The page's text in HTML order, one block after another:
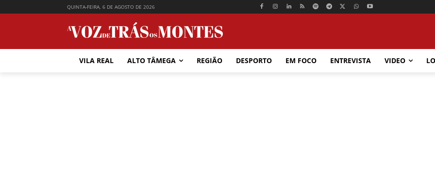
QUINTA-FEIRA, 6 DE AGOSTO DE 2026
VILA REAL ALTO TÂMEGA REGIÃO DESPORTO EM FOCO ENTREVISTA VIDEO